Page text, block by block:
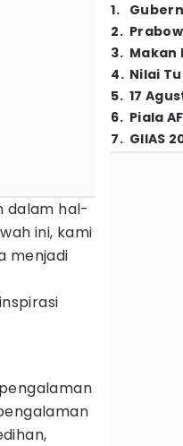
dalam hal-
ini, kami
menjadi
1.
2.
3. Makan
4. Nilai
5. 17
6. Piala
7. GIIAS